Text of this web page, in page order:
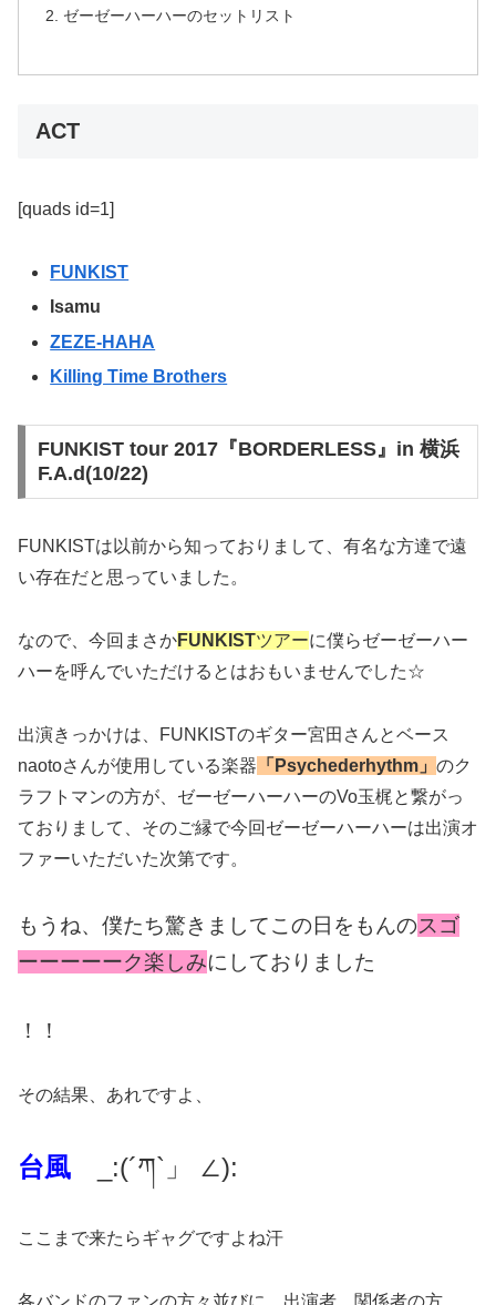
ゼーゼーハーハーのセットリスト
ACT
[quads id=1]
FUNKIST
Isamu
ZEZE-HAHA
Killing Time Brothers
FUNKIST tour 2017『BORDERLESS』in 横浜
F.A.d(10/22)
FUNKISTは以前から知っておりまして、有名な方達で遠
い存在だと思っていました。
なので、今回まさかFUNKISTツアーに僕らゼーゼーハー
ハーを呼んでいただけるとはおもいませんでした☆
出演きっかけは、FUNKISTのギター宮田さんとベース
naotoさんが使用している楽器 「Psychederhythm」 のク
ラフトマンの方が、ゼーゼーハーハーのVo玉梶と繋がっ
ておりまして、そのご縁で今回ゼーゼーハーハーは出演オ
ファーいただいた次第です。
もうね、僕たち驚きましてこの日をもんのスゴ
ーーーーーク楽しみにしておりました
！！
その結果、あれですよ、
台風 _:(´ཀ`」 ∠):
ここまで来たらギャグですよね汗
各バンドのファンの方々並びに、出演者、関係者の方、